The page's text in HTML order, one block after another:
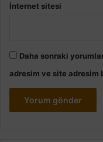
İnternet sitesi
Daha sonraki
adresim ve site adresim